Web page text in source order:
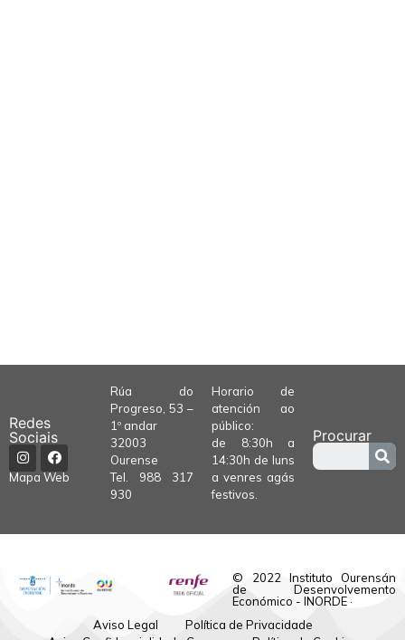
Redes
Sociais
Mapa Web
Rúa do
Progreso, 53 –
1º andar
32003
Ourense
Tel. 988 317
930
Horario de
atención ao
público:
de 8:30h a
14:30h de luns
a venres agás
festivos.
Procurar
© 2022 Instituto Ourensán
de Desenvolvemento
Económico - INORDE ·
Aviso Legal
Política de Privacidade